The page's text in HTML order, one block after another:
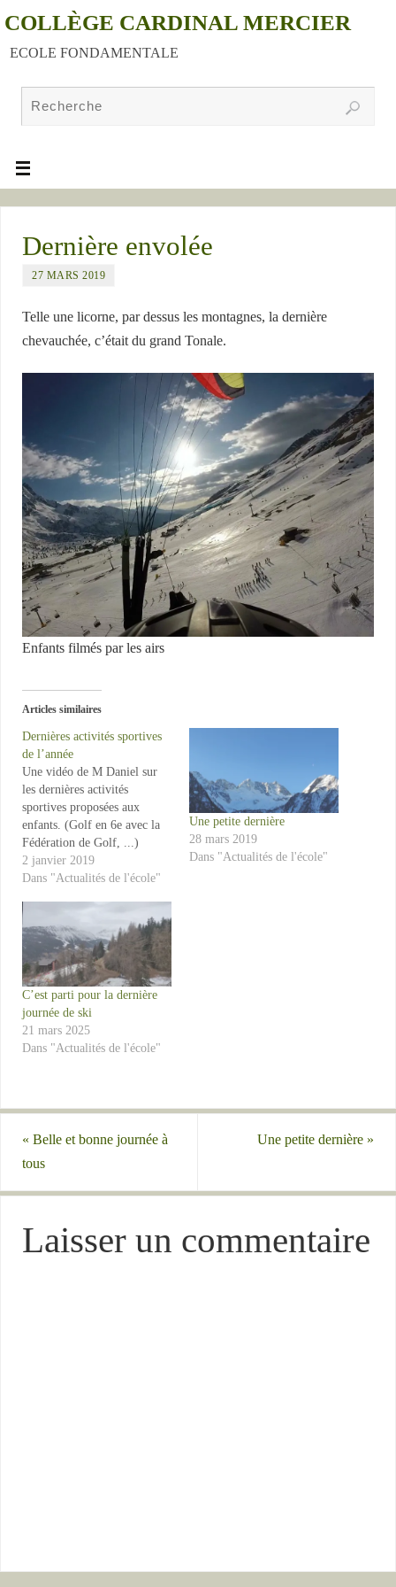
COLLÈGE CARDINAL MERCIER
ECOLE FONDAMENTALE
Dernière envolée
27 MARS 2019
Telle une licorne, par dessus les montagnes, la dernière
chevauchée, c’était du grand Tonale.
Enfants filmés par les airs
Articles similaires
Dernières activités sportives
de l’année
Une vidéo de M Daniel sur
les dernières activités
sportives proposées aux
enfants. (Golf en 6e avec la
Fédération de Golf, ...)
2 janvier 2019
Dans "Actualités de l'école"
Une petite dernière
28 mars 2019
Dans "Actualités de l'école"
C’est parti pour la dernière
journée de ski
21 mars 2025
Dans "Actualités de l'école"
« Belle et bonne journée à
tous
Une petite dernière »
Laisser un commentaire